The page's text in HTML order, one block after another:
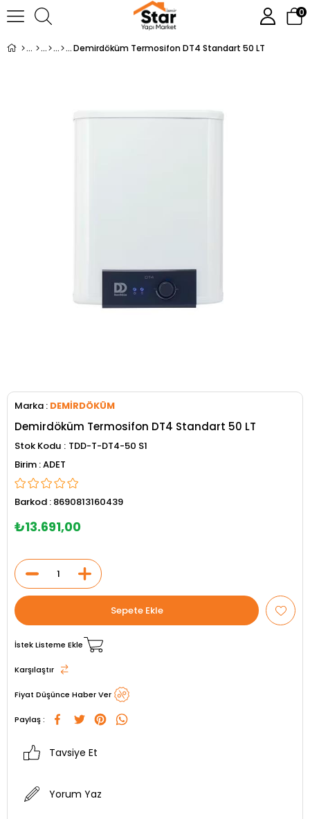
0
Demirdöküm Termosifon DT4 Standart 50 LT
Marka : DEMİRDÖKÜM
Demirdöküm Termosifon DT4 Standart 50 LT
Stok Kodu
TDD-T-DT4-50 S1
ADET
Barkod : 8690813160439
₺13.691,00
İstek Listeme Ekle
Karşılaştır
Fiyat Düşünce Haber Ver
Paylaş :
Tavsiye Et
Yorum Yaz